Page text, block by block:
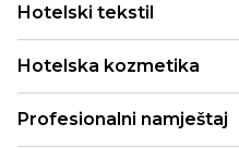
Hotelski tekstil
Jastuci i jorgani
Deke i prekrivači
Hotelska kozmetika
Refill i cartridge pakovanja
Profesionalni namještaj